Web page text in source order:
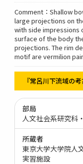
Comment：Shallow
large projections on
with side impressions
surface of the body
projections. The rim
motif are vermilion
『常呂川下流域の
部局
人文社会系研究科
所蔵者
東京大学大学院人
実習施設